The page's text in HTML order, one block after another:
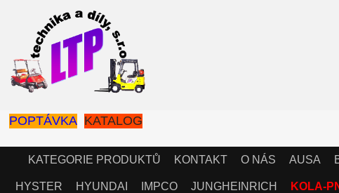
POPTÁVKA KATALOG
KATEGORIE PRODUKTŮ KONTAKT O NÁS AUSA
HYSTER HYUNDAI IMPCO JUNGHEINRICH KOLA-